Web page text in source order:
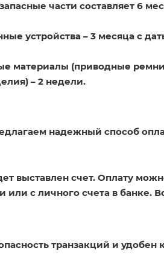
части составляет 6
устройства – 3 месяца с
материалы (приводные
– 2 недели.
надежный способ
выставлен счет. Оплату
или с личного счета в банке.
транзакций и